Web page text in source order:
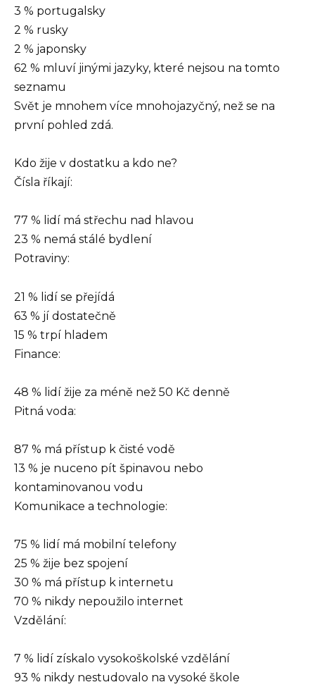
3 % portugalsky
2 % rusky
2 % japonsky
62 % mluví jinými jazyky, které nejsou na tomto
seznamu
Svět je mnohem více mnohojazyčný, než se na
první pohled zdá.
Kdo žije v dostatku a kdo ne?
Čísla říkají:
77 % lidí má střechu nad hlavou
23 % nemá stálé bydlení
Potraviny:
21 % lidí se přejídá
63 % jí dostatečně
15 % trpí hladem
Finance:
48 % lidí žije za méně než 50 Kč denně
Pitná voda:
87 % má přístup k čisté vodě
13 % je nuceno pít špinavou nebo
kontaminovanou vodu
Komunikace a technologie:
75 % lidí má mobilní telefony
25 % žije bez spojení
30 % má přístup k internetu
70 % nikdy nepoužilo internet
Vzdělání:
7 % lidí získalo vysokoškolské vzdělání
93 % nikdy nestudovalo na vysoké škole